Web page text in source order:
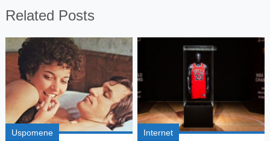
Related Posts
Uspomene Internet